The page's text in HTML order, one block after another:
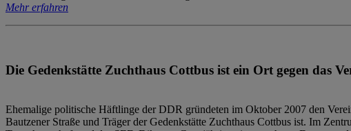
Mehr erfahren
Die Gedenkstätte Zuchthaus Cottbus ist ein Ort gegen das
Ehemalige politische Häftlinge der DDR gründeten im Oktober 2007 den
Bautzener Straße und Träger der Gedenkstätte Zuchthaus Cottbus ist. Im